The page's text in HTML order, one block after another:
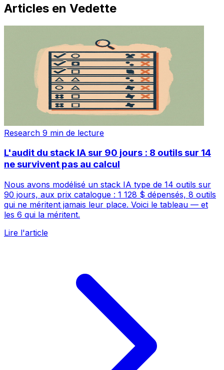
Articles en Vedette
Research 9 min de lecture
L'audit du stack IA sur 90 jours : 8 outils sur 14
ne survivent pas au calcul
Nous avons modélisé un stack IA type de 14 outils sur
90 jours, aux prix catalogue : 1 128 $ dépensés, 8 outils
qui ne méritent jamais leur place. Voici le tableau — et
les 6 qui la méritent.
Lire l'article